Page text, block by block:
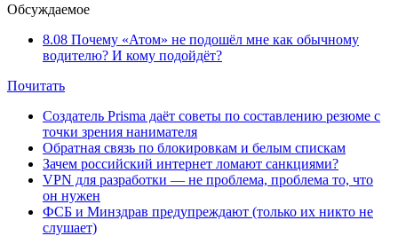
Обсуждаемое
8.08 Почему «Атом» не подошёл мне как обычному
водителю? И кому подойдёт?
Почитать
Создатель Prisma даёт советы по составлению резюме с
точки зрения нанимателя
Обратная связь по блокировкам и белым спискам
Зачем российский интернет ломают санкциями?
VPN для разработки — не проблема, проблема то, что
он нужен
ФСБ и Минздрав предупреждают (только их никто не
слушает)